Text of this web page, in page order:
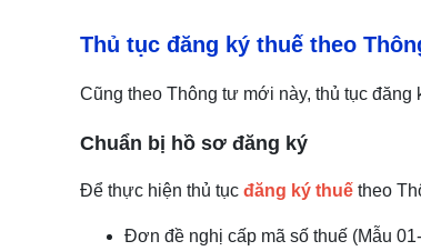
Thủ tục đăng ký thuế theo
Cũng theo Thông tư mới này, thủ tục
Chuẩn bị hồ sơ đăng ký
Để thực hiện thủ tục đăng ký thuế theo
Đơn đề nghị cấp mã số thuế (Mẫu